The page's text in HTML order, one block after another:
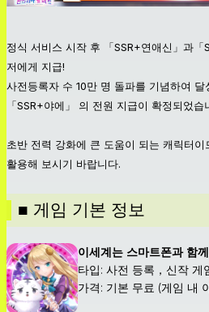
정식 서비스 시작 후 「SSR+연애신」과
저에게 지급!
사전등록자 수 10만 명 돌파를 기념하여
「SSR+야에」 의 전원 지급이 확정되었습
초반 전력 강화에 큰 도움이 되는 캐릭터
활용해 보시기 바랍니다.
■ 게임 기본 정보
이세계는 스마트폰과 함
타입: 사전 등록，신작 게
가격: 기본 무료 (게임 내